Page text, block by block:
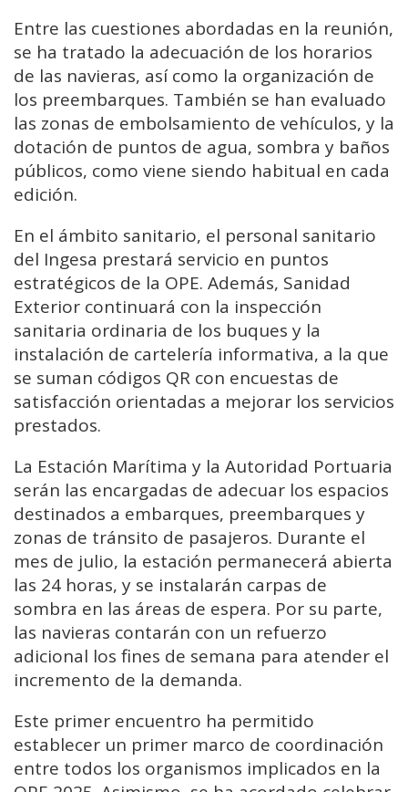
Entre las cuestiones abordadas en la reunión,
se ha tratado la adecuación de los horarios
de las navieras, así como la organización de
los preembarques. También se han evaluado
las zonas de embolsamiento de vehículos, y la
dotación de puntos de agua, sombra y baños
públicos, como viene siendo habitual en cada
edición.
En el ámbito sanitario, el personal sanitario
del Ingesa prestará servicio en puntos
estratégicos de la OPE. Además, Sanidad
Exterior continuará con la inspección
sanitaria ordinaria de los buques y la
instalación de cartelería informativa, a la que
se suman códigos QR con encuestas de
satisfacción orientadas a mejorar los servicios
prestados.
La Estación Marítima y la Autoridad Portuaria
serán las encargadas de adecuar los espacios
destinados a embarques, preembarques y
zonas de tránsito de pasajeros. Durante el
mes de julio, la estación permanecerá abierta
las 24 horas, y se instalarán carpas de
sombra en las áreas de espera. Por su parte,
las navieras contarán con un refuerzo
adicional los fines de semana para atender el
incremento de la demanda.
Este primer encuentro ha permitido
establecer un primer marco de coordinación
entre todos los organismos implicados en la